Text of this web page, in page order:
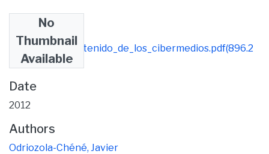
No
Thumbnail
Available
Analisis_de_contenido_de_los_cibermedios.pdf(896.2
KB)
Date
2012
Authors
Odriozola-Chéné, Javier